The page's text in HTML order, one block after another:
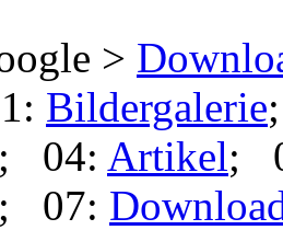
>
Bildergalerie
; 04: Artikel;
; 07: